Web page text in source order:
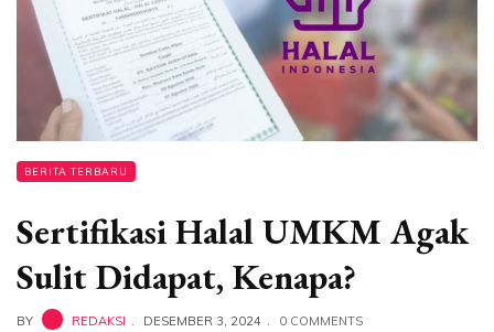
BERITA TERBARU
Sertifikasi Halal UMKM Agak
Sulit Didapat, Kenapa?
BY REDAKSI DESEMBER 3, 2024 0 COMMENTS